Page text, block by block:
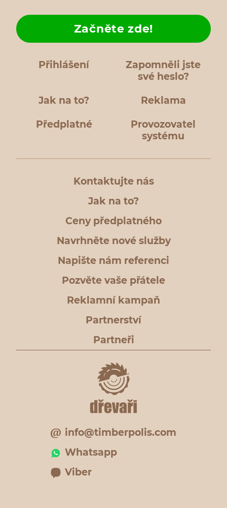
Přihlášení
Zapomněli jste
své heslo?
Jak na to?
Začněte zde!
Reklama
Předplatné
Provozovatel
systému
Kontaktujte nás
Jak na to?
Ceny předplatného
Navrhněte nové služby
Napište nám referenci
Pozvěte vaše přátele
Reklamní kampaň
Partnerství
Partneři
info@timberpolis.com
Whatsapp
Viber